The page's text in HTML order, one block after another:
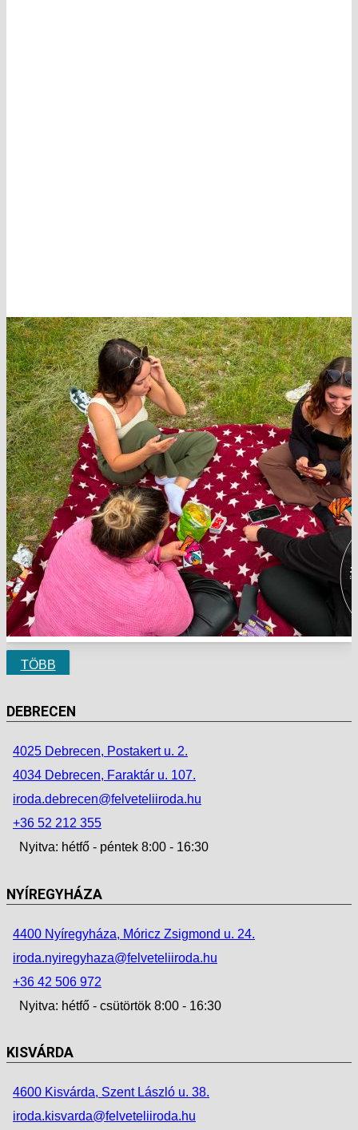
TÖBB
DEBRECEN
4025 Debrecen, Postakert u. 2.
4034 Debrecen, Faraktár u. 107.
iroda.debrecen@felveteliiroda.hu
+36 52 212 355
Nyitva: hétfő - péntek 8:00 - 16:30
NYÍREGYHÁZA
4400 Nyíregyháza, Móricz Zsigmond u. 24.
iroda.nyiregyhaza@felveteliiroda.hu
+36 42 506 972
Nyitva: hétfő - csütörtök 8:00 - 16:30
KISVÁRDA
4600 Kisvárda, Szent László u. 38.
iroda.kisvarda@felveteliiroda.hu